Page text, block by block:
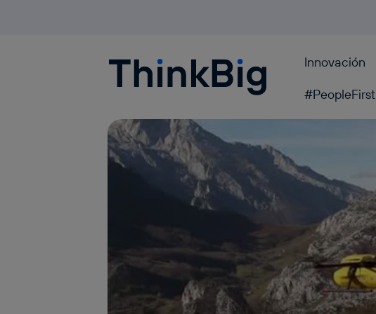
Blogthinkbig.com Innovación
#PeopleFirst